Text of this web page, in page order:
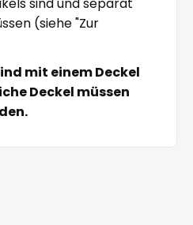
(siehe "Zur
mit einem Deckel
Deckel müssen